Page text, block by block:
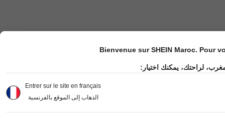
Bienvenue sur SHEIN Maroc. Pour
لراحتك، يمكنك اختيار:
Entrer sur le site en français
الذهاب إلى الموقع بالفرنسية